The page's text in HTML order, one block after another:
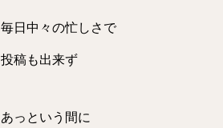
毎日中々の忙しさで
投稿も出来ず
あっという間に